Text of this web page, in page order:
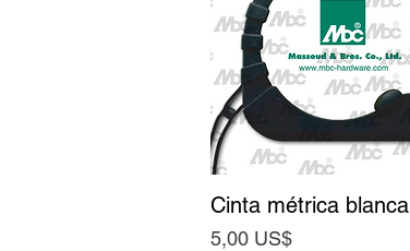
Vista rápida
Cinta métrica blanca
Precio
5,00 US$